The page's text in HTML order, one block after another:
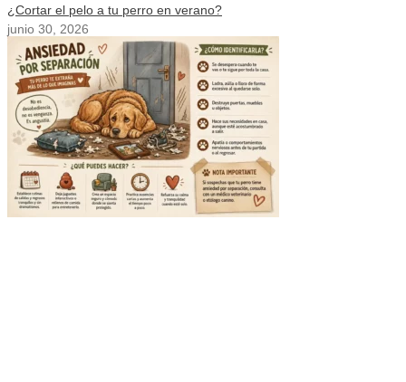
¿Cortar el pelo a tu perro en verano?
junio 30, 2026